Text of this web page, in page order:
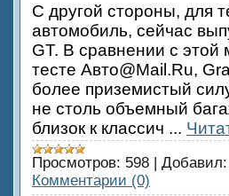
С другой стороны, для
автомобиль, сейчас
GT. В сравнении с
тесте Авто@Mail.Ru,
более приземистый
не столь объемный
близок к классич ...
Просмотров: 598 | Добавил:
Комментарии (0)